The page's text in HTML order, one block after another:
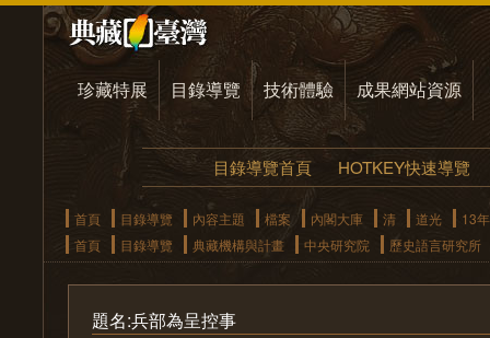
珍藏特展 目錄導覽 技術體驗 成果網站資源
目錄導覽首頁 HOTKEY快速導覽
首頁 目錄導覽 內容主題 檔案 內閣大庫 清 道光
13年
首頁
目錄導覽 典藏機構與計畫 中央研究院 歷史語言研究所
題名:兵部為呈控事